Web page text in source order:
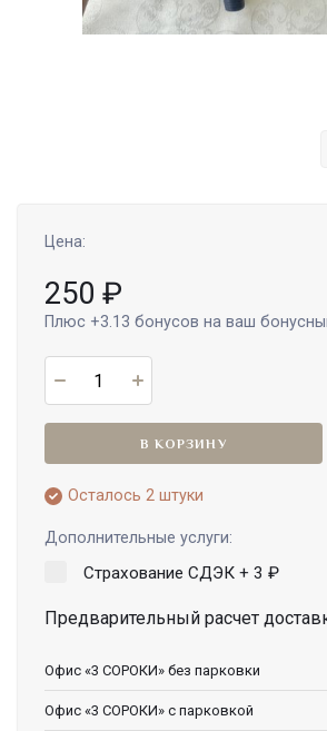
Цена:
250 ₽
Плюс +3.13 бонусов на ваш
В КОРЗИНУ
Осталось 2 штуки
Дополнительные услуги:
Страхование СДЭК + 3 ₽
Предварительный расчет
Офис «3 СОРОКИ» без парковки
Офис «3 СОРОКИ» с парковкой